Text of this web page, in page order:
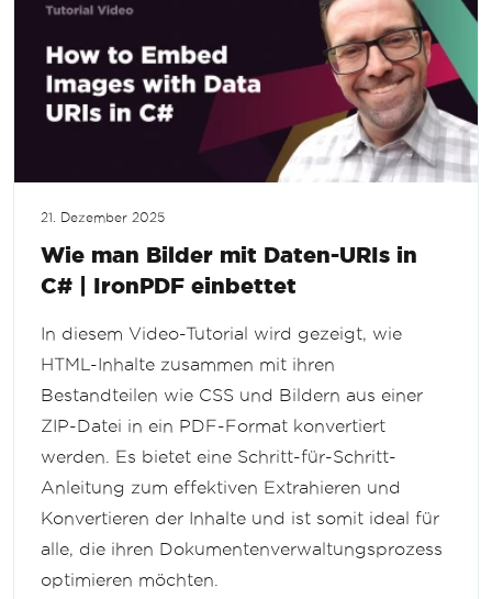
21. Dezember 2025
Wie man Bilder mit Daten-URIs in
C# | IronPDF einbettet
In diesem Video-Tutorial wird gezeigt, wie
HTML-Inhalte zusammen mit ihren
Bestandteilen wie CSS und Bildern aus einer
ZIP-Datei in ein PDF-Format konvertiert
werden. Es bietet eine Schritt-für-Schritt-
Anleitung zum effektiven Extrahieren und
Konvertieren der Inhalte und ist somit ideal für
alle, die ihren Dokumentenverwaltungsprozess
optimieren möchten.